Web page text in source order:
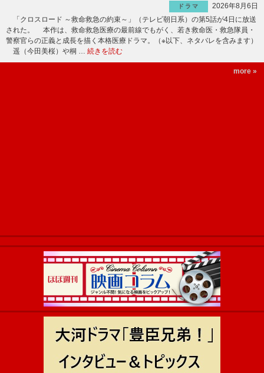
ドラマ
2026年8月6日
「クロスロード ～救命救急の約束～」（テレビ朝日系）の第5話が4日に放送
された。 本作は、救命救急医療の最前線でもがく、若き救命医・救急隊員・
警察官らの正義と成長を描く本格医療ドラマ。（※以下、ネタバレを含みます）
遥（今田美桜）や桐 … 続きを読む
more »